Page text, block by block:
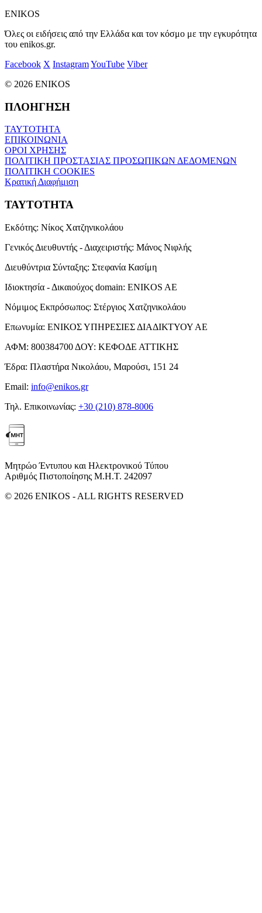
ENIKOS
Όλες οι ειδήσεις από την Ελλάδα και τον κόσμο με την εγκυρότητα
του enikos.gr.
Facebook X InstagramYouTube Viber
© 2026 ENIKOS
ΠΛΟΗΓΗΣΗ
ΤΑΥΤΟΤΗΤΑ
ΕΠΙΚΟΙΝΩΝΙΑ
ΟΡΟΙ ΧΡΗΣΗΣ
ΠΟΛΙΤΙΚΗ ΠΡΟΣΤΑΣΙΑΣ ΠΡΟΣΩΠΙΚΩΝ ΔΕΔΟΜΕΝΩΝ
ΠΟΛΙΤΙΚΗ COOKIES
Κρατική Διαφήμιση
ΤΑΥΤΟΤΗΤΑ
Εκδότης: Νίκος Χατζηνικολάου
Γενικός Διευθυντής - Διαχειριστής: Μάνος Νιφλής
Διευθύντρια Σύνταξης: Στεφανία Κασίμη
Ιδιοκτησία - Δικαιούχος domain: ENIKOS AE
Νόμιμος Εκπρόσωπος: Στέργιος Χατζηνικολάου
Επωνυμία: ΕΝΙΚΟΣ ΥΠΗΡΕΣΙΕΣ ΔΙΑΔΙΚΤΥΟΥ ΑΕ
ΑΦΜ: 800384700 ΔΟΥ: ΚΕΦΟΔΕ ΑΤΤΙΚΗΣ
Έδρα: Πλαστήρα Νικολάου, Μαρούσι, 151 24
Email: info@enikos.gr
Τηλ. Επικοινωνίας: +30 (210) 878-8006
Μητρώο Έντυπου και Ηλεκτρονικού Τύπου
Αριθμός Πιστοποίησης Μ.Η.Τ. 242097
© 2026 ENIKOS - ALL RIGHTS RESERVED